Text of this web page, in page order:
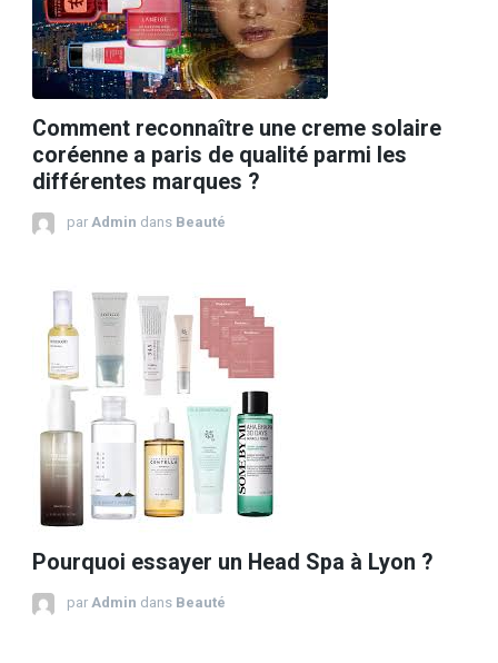
Comment reconnaître une creme solaire
coréenne a paris de qualité parmi les
différentes marques ?
par Admin dans Beauté
Pourquoi essayer un Head Spa à Lyon ?
par Admin dans Beauté